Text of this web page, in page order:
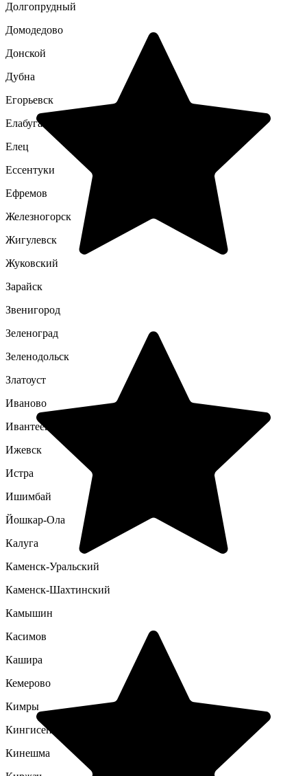
Долгопрудный
Домодедово
Донской
Дубна
Егорьевск
Елабуга
Елец
Ессентуки
Ефремов
Железногорск
Жигулевск
Жуковский
Зарайск
Звенигород
Зеленоград
Зеленодольск
Златоуст
Иваново
Ивантеевка
Ижевск
Истра
Ишимбай
Йошкар-Ола
Калуга
Каменск-Уральский
Каменск-Шахтинский
Камышин
Касимов
Кашира
Кемерово
Кимры
Кингисепп
Кинешма